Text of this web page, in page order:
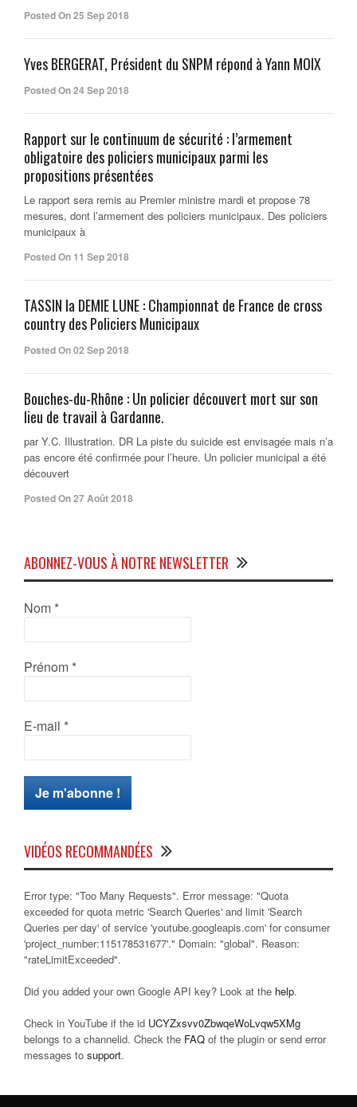
Posted On 25 Sep 2018
Yves BERGERAT, Président du SNPM répond à Yann MOIX
Posted On 24 Sep 2018
Rapport sur le continuum de sécurité : l’armement
obligatoire des policiers municipaux parmi les
propositions présentées
Le rapport sera remis au Premier ministre mardi et propose 78
mesures, dont l’armement des policiers municipaux. Des policiers
municipaux à
Posted On 11 Sep 2018
TASSIN la DEMIE LUNE : Championnat de France de cross
country des Policiers Municipaux
Posted On 02 Sep 2018
Bouches-du-Rhône : Un policier découvert mort sur son
lieu de travail à Gardanne.
par Y.C. Illustration. DR La piste du suicide est envisagée mais n’a
pas encore été confirmée pour l’heure. Un policier municipal a été
découvert
Posted On 27 Août 2018
ABONNEZ-VOUS À NOTRE NEWSLETTER
Nom *
Prénom *
E-mail *
VIDÉOS RECOMMANDÉES
Error type: "Too Many Requests". Error message: "Quota
exceeded for quota metric 'Search Queries' and limit 'Search
Queries per day' of service 'youtube.googleapis.com' for consumer
'project_number:115178531677'." Domain: "global". Reason:
"rateLimitExceeded".
Did you added your own Google API key? Look at the help.
Check in YouTube if the id UCYZxsvv0ZbwqeWoLvqw5XMg
belongs to a channelid. Check the FAQ of the plugin or send error
messages to support.